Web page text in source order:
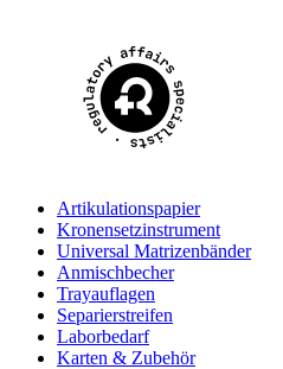
Artikulationspapier
Kronensetzinstrument
Universal Matrizenbänder
Anmischbecher
Trayauflagen
Separierstreifen
Laborbedarf
Karten & Zubehör